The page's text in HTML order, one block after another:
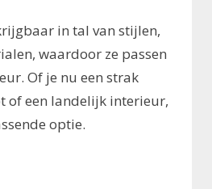
in tal van stijlen,
waardoor ze passen
Of je nu een strak
of een landelijk interieur,
optie.